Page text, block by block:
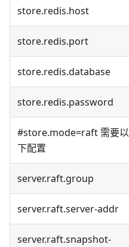
store.redis.host
store.redis.port
store.redis.database
store.redis.password
#store.mode=raft 需要以
下配置
server.raft.group
server.raft.server-addr
server.raft.snapshot-